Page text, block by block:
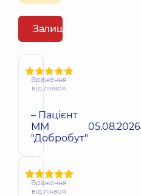
Залишити відгук
Враження
від лікаря
– Пацієнт
ММ
"Добробут"
05.08.2026
Враження
від лікаря